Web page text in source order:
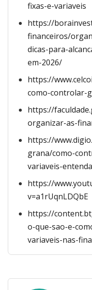
fixas-e-variaveis
https://
financeiros/
dicas-para-
em-2026/
https://
como-controlar-
https://
organizar-as-
https://
grana/como-
variaveis-
https://
v=a1rUqnLDQbE
https://
o-que-sao-e-
variaveis-nas-